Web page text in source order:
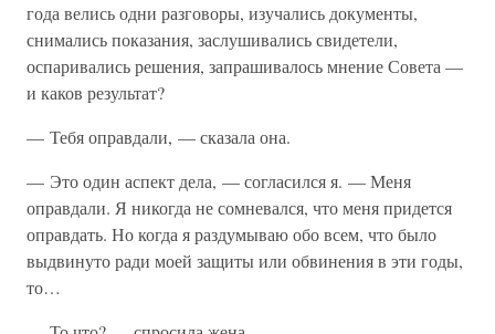
года велись одни разговоры, изучались документы,
снимались показания, заслушивались свидетели,
оспаривались решения, запрашивалось мнение Совета —
и каков результат?
— Тебя оправдали, — сказала она.
— Это один аспект дела, — согласился я. — Меня
оправдали. Я никогда не сомневался, что меня придется
оправдать. Но когда я раздумываю обо всем, что было
выдвинуто ради моей защиты или обвинения в эти годы,
то…